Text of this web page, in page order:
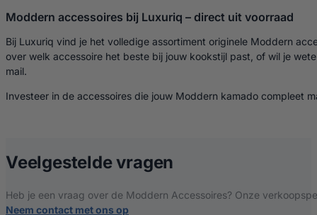
Moddern accessoires bij Luxuriq – direct uit voorraad
Bij Luxuriq vind je het volledige assortiment originele Moddern
over welk accessoire het beste bij jouw kookstijl past, of wil je
mail.
Investeer in de accessoires die jouw Moddern kamado compleet
Veelgestelde vragen
Heb je een vraag over de Moddern Accessoires? Onze
Neem contact met ons op